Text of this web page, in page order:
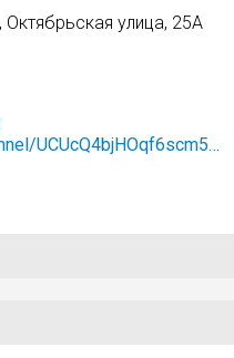
Октябрьская улица, 25А
UCUcQ4bjHOqf6scm5d